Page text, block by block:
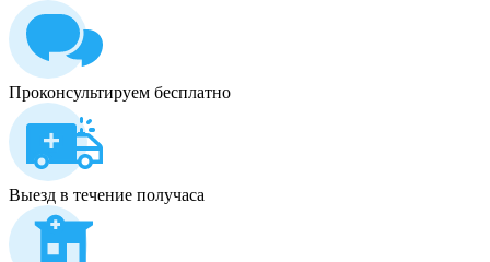
Проконсультируем бесплатно
Выезд в течение получаса